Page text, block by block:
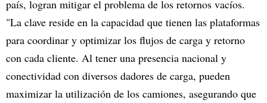
país, logran mitigar el problema de los retornos vacíos.
"La clave reside en la capacidad que tienen las plataformas
para coordinar y optimizar los flujos de carga y retorno
con cada cliente. Al tener una presencia nacional y
conectividad con diversos dadores de carga, pueden
maximizar la utilización de los camiones, asegurando que